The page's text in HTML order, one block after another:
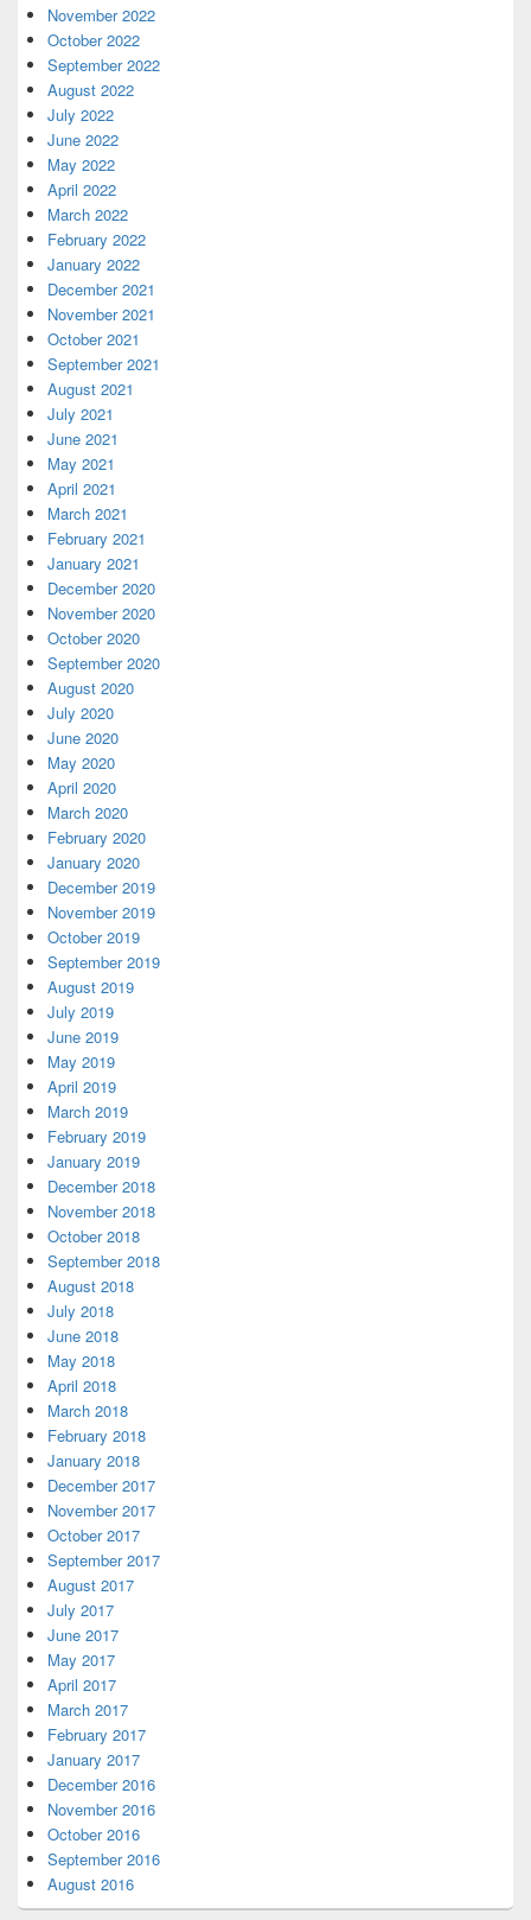
November 2022
October 2022
September 2022
August 2022
July 2022
June 2022
May 2022
April 2022
March 2022
February 2022
January 2022
December 2021
November 2021
October 2021
September 2021
August 2021
July 2021
June 2021
May 2021
April 2021
March 2021
February 2021
January 2021
December 2020
November 2020
October 2020
September 2020
August 2020
July 2020
June 2020
May 2020
April 2020
March 2020
February 2020
January 2020
December 2019
November 2019
October 2019
September 2019
August 2019
July 2019
June 2019
May 2019
April 2019
March 2019
February 2019
January 2019
December 2018
November 2018
October 2018
September 2018
August 2018
July 2018
June 2018
May 2018
April 2018
March 2018
February 2018
January 2018
December 2017
November 2017
October 2017
September 2017
August 2017
July 2017
June 2017
May 2017
April 2017
March 2017
February 2017
January 2017
December 2016
November 2016
October 2016
September 2016
August 2016